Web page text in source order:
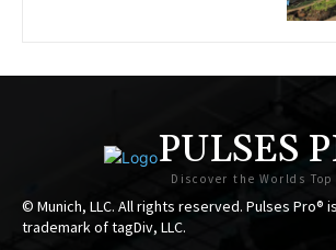
PULSES
Discover the Worlds Top
© Munich, LLC. All rights reserved. Pulses Pro®
trademark of tagDiv, LLC.